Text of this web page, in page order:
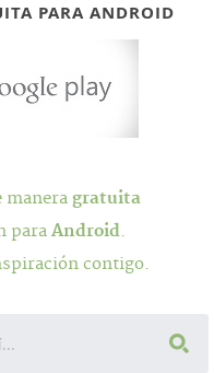
PARA ANDROID
maneragratuita
paraAndroid.
contigo.